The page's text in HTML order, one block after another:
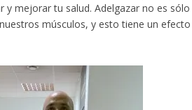
mejorar tu salud. Adelgazar no es sólo
músculos, y esto tiene un efecto